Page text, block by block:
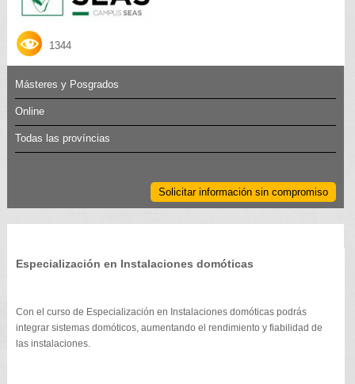
1344
Másteres y Posgrados
Online
Todas las províncias
Solicitar información sin compromiso
Especialización en Instalaciones domóticas
Con el curso de Especialización en Instalaciones domóticas podrás
integrar sistemas domóticos, aumentando el rendimiento y fiabilidad de
las instalaciones.